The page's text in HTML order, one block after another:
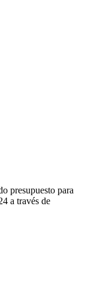
presupuesto para
a través de